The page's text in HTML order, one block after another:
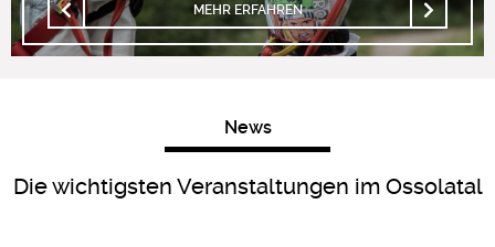
MEHR ERFAHREN
News
Die wichtigsten Veranstaltungen im Ossolatal